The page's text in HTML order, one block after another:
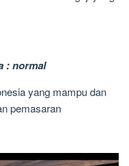
: normal
yang mampu dan
pemasaran